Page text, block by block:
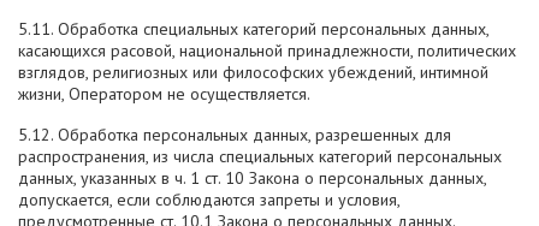
5.11. Обработка специальных категорий персональных данных,
касающихся расовой, национальной принадлежности, политических
взглядов, религиозных или философских убеждений, интимной
жизни, Оператором не осуществляется.
5.12. Обработка персональных данных, разрешенных для
распространения, из числа специальных категорий персональных
данных, указанных в ч. 1 ст. 10 Закона о персональных данных,
допускается, если соблюдаются запреты и условия,
предусмотренные ст. 10.1 Закона о персональных данных.